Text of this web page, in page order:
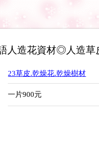
人造花資材◎人造草
23草皮.乾燥花.乾燥樹材
一片900元